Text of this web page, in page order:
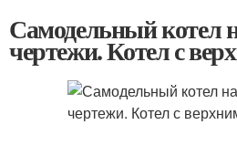
Самодельный котел
чертежи. Котел с